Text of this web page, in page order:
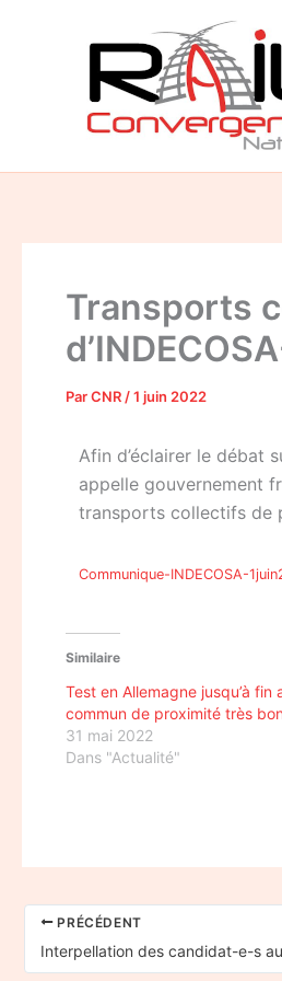
Transports
ParCNR /1 juin 2022
Afin d’éclairer le débat
appelle gouvernement
transports collectifs de
Communique-INDECOSA-
Similaire
Test en Allemagne jusqu’à
commun de proximité très
31 mai 2022
Dans "Actualité"
PRÉCÉDENT